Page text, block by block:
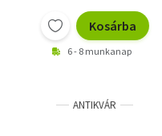
Kosárba
6 - 8 munkanap
ANTIKVÁR